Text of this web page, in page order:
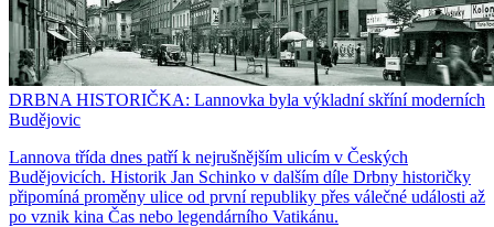
DRBNA HISTORIČKA: Lannovka byla výkladní skříní moderních
Budějovic
Lannova třída dnes patří k nejrušnějším ulicím v Českých
Budějovicích. Historik Jan Schinko v dalším díle Drbny historičky
připomíná proměny ulice od první republiky přes válečné události až
po vznik kina Čas nebo legendárního Vatikánu.